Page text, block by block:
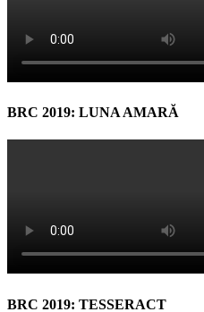
BRC 2019: LUNA AMARĂ
BRC 2019: TESSERACT